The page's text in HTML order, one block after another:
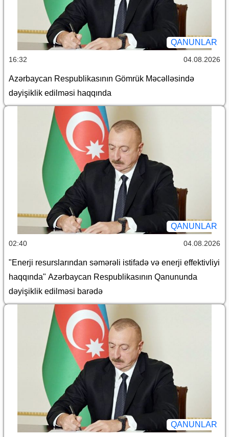
QANUNLAR
16:32 04.08.2026
Azərbaycan Respublikasının Gömrük Məcəlləsində
dəyişiklik edilməsi haqqında
QANUNLAR
02:40 04.08.2026
"Enerji resurslarından səmərəli istifadə və enerji effektivliyi
haqqında" Azərbaycan Respublikasının Qanununda
dəyişiklik edilməsi barədə
QANUNLAR